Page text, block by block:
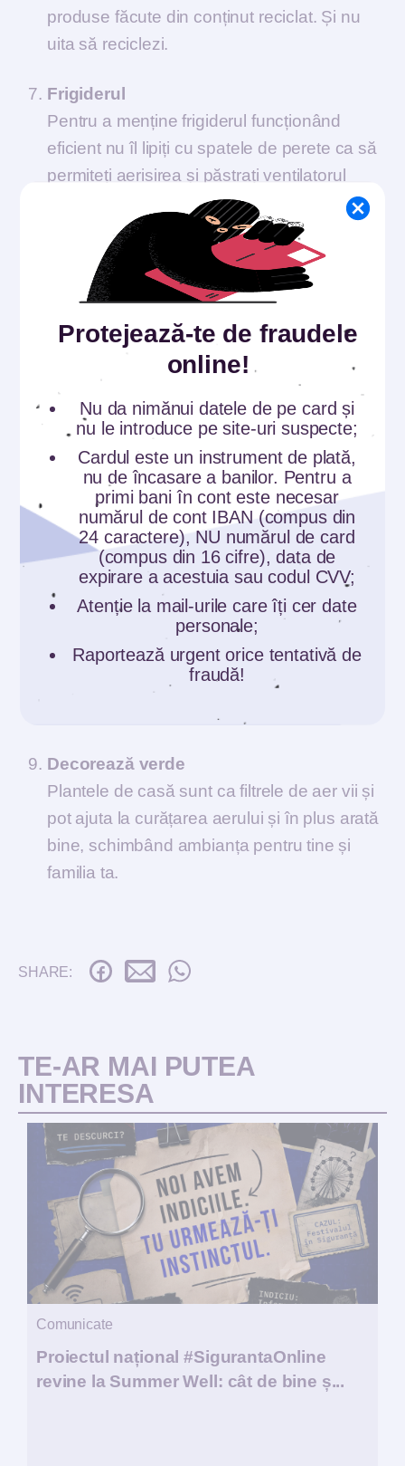
produse făcute din conținut reciclat. Și nu
uita să reciclezi.
Frigiderul
Pentru a menține frigiderul funcționând
eficient nu îl lipiți cu spatele de perete ca să
permiteți aerisirea și păstrați ventilatorul
curat. Motorul nu va trebui să funcționeze la
fel de tare dacă ventilatorul este curat.
Reglează temperatura din frigider în funcție
de cea din casă si vei economisi curent
evaluează exact de ce produse ai nevoie și
când trebuie achiziționate. Produsele mai
perisabile se țin la vedere în frigider.
Economisește energia
Orice obiect casnic ținut pornit consumă
energie și bani. Nu lăsa pornite
electrocasnicele și electronicele de care nu
ai nevoie și folosește-le atunci când chiar ai
treabă cu ele. Închide televizorul atunci când
nu te uiți la el. Folosește mașina de spălat
rufe sau vase atunci când este încărcată la
capacitate maximă. Pe lângă faptul că
economisești energia și resursele planetei
vei constata că vei cheltui mai puțin.
Decorează verde
Plantele de casă sunt ca filtrele de aer vii și
pot ajuta la curățarea aerului și în plus arată
bine, schimbând ambianța pentru tine și
familia ta.
SHARE:
TE-AR MAI PUTEA
INTERESA
Comunicate
Proiectul național #SigurantaOnline
revine la Summer Well: cât de bine ș...
Protejează-te de fraudele
online!
Nu da nimănui datele de pe card și
nu le introduce pe site-uri suspecte;
Cardul este un instrument de plată,
nu de încasare a banilor. Pentru a
primi bani în cont este necesar
numărul de cont IBAN (compus din
24 caractere), NU numărul de card
(compus din 16 cifre), data de
expirare a acestuia sau codul CVV;
Atenție la mail-urile care îți cer date
personale;
Raportează urgent orice tentativă de
fraudă!